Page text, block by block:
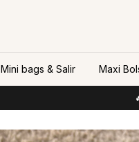
Mini bags & Salir Maxi
🔥-